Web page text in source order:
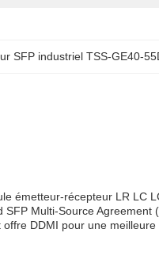
SFP industriel TSS-GE40-
émetteur-récepteur LR LC
Multi-Source
DDMI pour une